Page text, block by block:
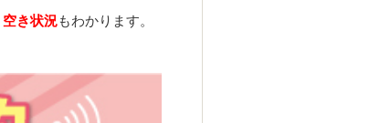
空き状況もわかります。